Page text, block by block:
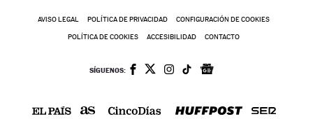
AVISO LEGAL POLÍTICA DE PRIVACIDAD CONFIGURACIÓN DE COOKIES
POLÍTICA DE COOKIES ACCESIBILIDAD CONTACTO
SÍGUENOS: